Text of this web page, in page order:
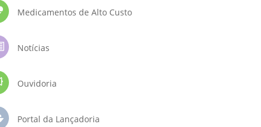
Medicamentos de Alto Custo
Notícias
Ouvidoria
Portal da Lançadoria